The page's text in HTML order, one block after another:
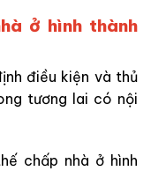
ở hình thành
điều kiện và thủ
tương lai có nội
chấp nhà ở hình